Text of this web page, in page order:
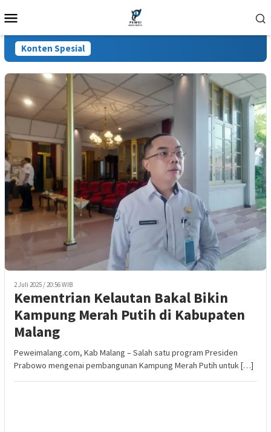
ke
Mobile
Konten Spesial
2 Juli 2025 / 20:56 WIB
Kementrian Kelautan Bakal Bikin
Kampung Merah Putih di Kabupaten
Malang
Peweimalang.com, Kab Malang – Salah satu program Presiden
Prabowo mengenai pembangunan Kampung Merah Putih untuk […]